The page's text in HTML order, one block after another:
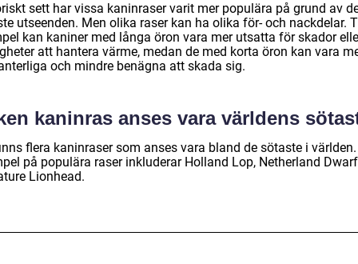
sett har vissa kaninraser varit mer populära på grund av
utseenden. Men olika raser kan ha olika för- och nackdelar.
kan kaniner med långa öron vara mer utsatta för skador
att hantera värme, medan de med korta öron kan vara
och mindre benägna att skada sig.
kaninras anses vara världens
flera kaninraser som anses vara bland de sötaste i världen.
på populära raser inkluderar Holland Lop, Netherland
Lionhead.